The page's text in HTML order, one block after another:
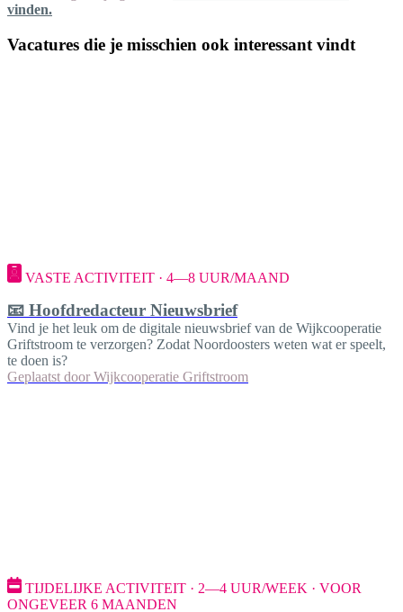
vinden.
Vacatures die je misschien ook interessant vindt
VASTE ACTIVITEIT · 4—8 UUR/MAAND
📧 Hoofdredacteur Nieuwsbrief
Vind je het leuk om de digitale nieuwsbrief van de Wijkcooperatie
Griftstroom te verzorgen? Zodat Noordoosters weten wat er speelt,
te doen is?
Geplaatst door Wijkcooperatie Griftstroom
TIJDELIJKE ACTIVITEIT · 2—4 UUR/WEEK · VOOR
ONGEVEER 6 MAANDEN